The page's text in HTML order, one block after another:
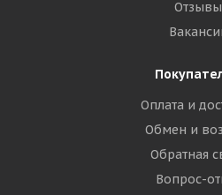
Отзывы
Оплата и
Обмен и
Обратная
Вопрос-